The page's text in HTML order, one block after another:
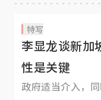
特写
李显龙谈新
性是关键
政府适当介入，